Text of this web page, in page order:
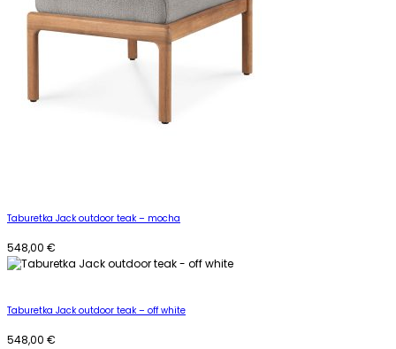
Taburetka Jack outdoor teak – mocha
548,00 €
Taburetka Jack outdoor teak – off white
548,00 €